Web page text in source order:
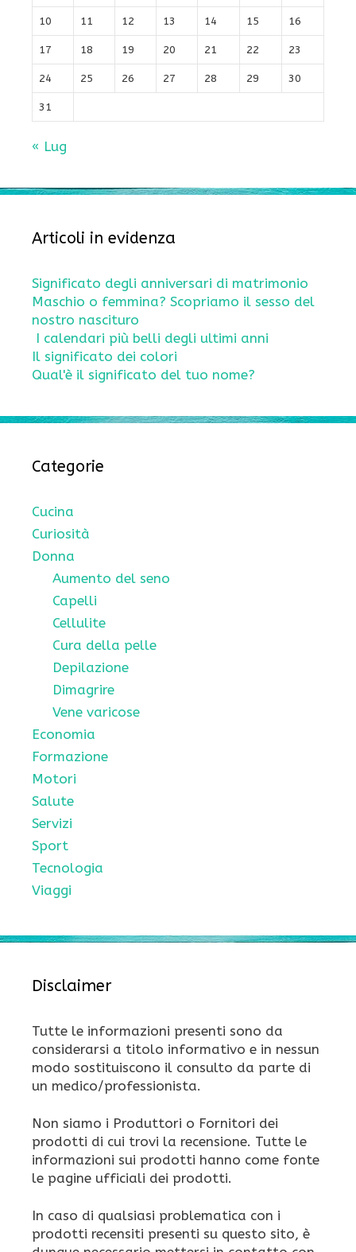
10 11 12 13 14 15 16
17 18 19 20 21 22 23
24 25 26 27 28 29 30
31
« Lug
Articoli in evidenza
Significato degli anniversari di matrimonio
Maschio o femmina? Scopriamo il sesso del
nostro nascituro
I calendari più belli degli ultimi anni
Il significato dei colori
Qual'è il significato del tuo nome?
Categorie
Cucina
Curiosità
Donna
Aumento del seno
Capelli
Cellulite
Cura della pelle
Depilazione
Dimagrire
Vene varicose
Economia
Formazione
Motori
Salute
Servizi
Sport
Tecnologia
Viaggi
Disclaimer
Tutte le informazioni presenti sono da
considerarsi a titolo informativo e in nessun
modo sostituiscono il consulto da parte di
un medico/professionista.
Non siamo i Produttori o Fornitori dei
prodotti di cui trovi la recensione. Tutte le
informazioni sui prodotti hanno come fonte
le pagine ufficiali dei prodotti.
In caso di qualsiasi problematica con i
prodotti recensiti presenti su questo sito, è